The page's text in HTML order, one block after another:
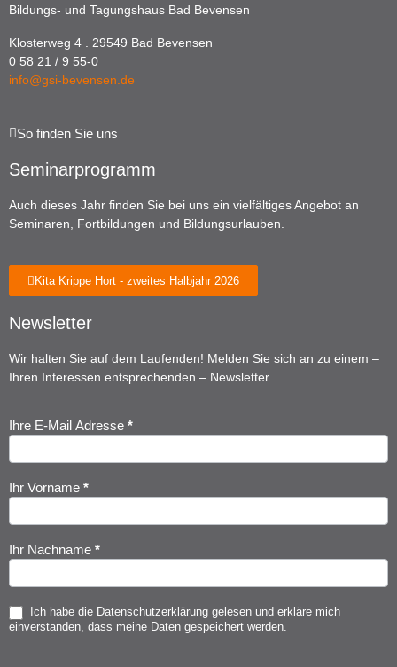
Bildungs- und Tagungshaus Bad Bevensen
Klosterweg 4 . 29549 Bad Bevensen
0 58 21 / 9 55-0
info@gsi-bevensen.de
So finden Sie uns
Seminarprogramm
Auch dieses Jahr finden Sie bei uns ein vielfältiges Angebot an
Seminaren, Fortbildungen und Bildungsurlauben.
Kita Krippe Hort - zweites Halbjahr 2026
Newsletter
Wir halten Sie auf dem Laufenden! Melden Sie sich an zu einem –
Ihren Interessen entsprechenden – Newsletter.
Newsletter
Anmeldung
Ihre E-Mail Adresse *
Ihr Vorname *
Ihr Nachname *
Ich habe die Datenschutzerklärung gelesen und erkläre mich
einverstanden, dass meine Daten gespeichert werden.